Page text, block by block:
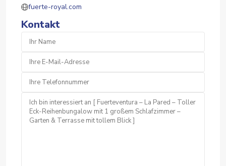
fuerte-royal.com
Kontakt